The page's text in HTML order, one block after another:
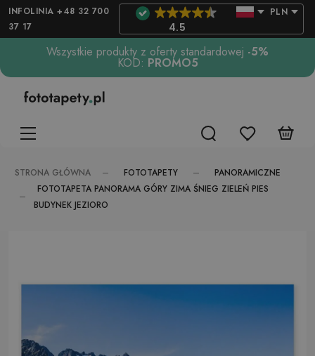
INFOLINIA +48 32 700
37 17
4.5
PLN
Wszystkie produkty z oferty standardowej -5%
KOD: PROMO5
STRONA GŁÓWNA FOTOTAPETY
PANORAMICZNE
FOTOTAPETA PANORAMA GÓRY ZIMA ŚNIEG ZIELEŃ PIES
BUDYNEK JEZIORO